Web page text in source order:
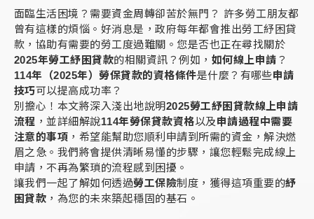
面臨生活困境？需要資金周轉卻苦於無門？ 許多勞工朋友都
曾有這樣的煩惱。好消息是，政府每年都會推出勞工紓困貸
款，協助有需要的勞工度過難關。您是否也正在尋找關於
2025年勞工紓困貸款的相關資訊？例如， 如何線上申請 ？
114年（2025年）勞保貸款的資格條件是什麼？有哪些申請
技巧可以提高成功率？
別擔心！本文將深入淺出地說明2025勞工紓困貸款線上申請
流程 ，並詳細解說114年勞保貸款資格以及申請過程中需要
注意的事項 ，希望能幫助您順利申請到所需的資金，解決燃
眉之急。我們將會提供清晰易懂的步驟，讓您輕鬆完成線上
申請，不再為繁瑣的流程感到困擾。
讓我們一起了解如何透過勞工保險制度，獲得這項重要的紓
困貸款 ，為您的未來築起穩固的基石。